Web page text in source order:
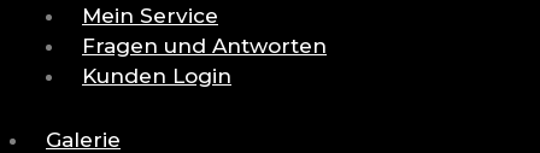
Mein Service
Fragen und Antworten
Kunden Login
Galerie